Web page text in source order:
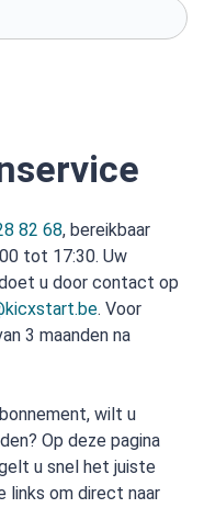
82 68, bereikbaar
tot 17:30. Uw
u door contact op
. Voor
3 maanden na
wilt u
Op deze pagina
u snel het juiste
links om direct naar